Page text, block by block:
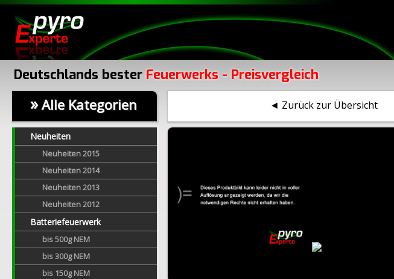
Deutschlands bester Feuerwerks - Preisvergleich
»Alle Kategorien
Neuheiten
Neuheiten 2015
Neuheiten 2014
Neuheiten 2013
Neuheiten 2012
Batteriefeuerwerk
bis 500g NEM
bis 300g NEM
bis 150g NEM
◄ Zurück zur Übersicht